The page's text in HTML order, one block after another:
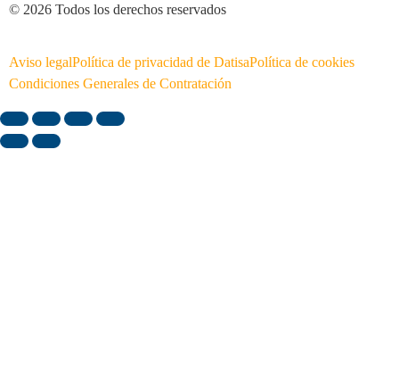
© 2026 Todos los derechos reservados
Aviso legalPolítica de privacidad de DatisaPolítica de cookies
Condiciones Generales de Contratación